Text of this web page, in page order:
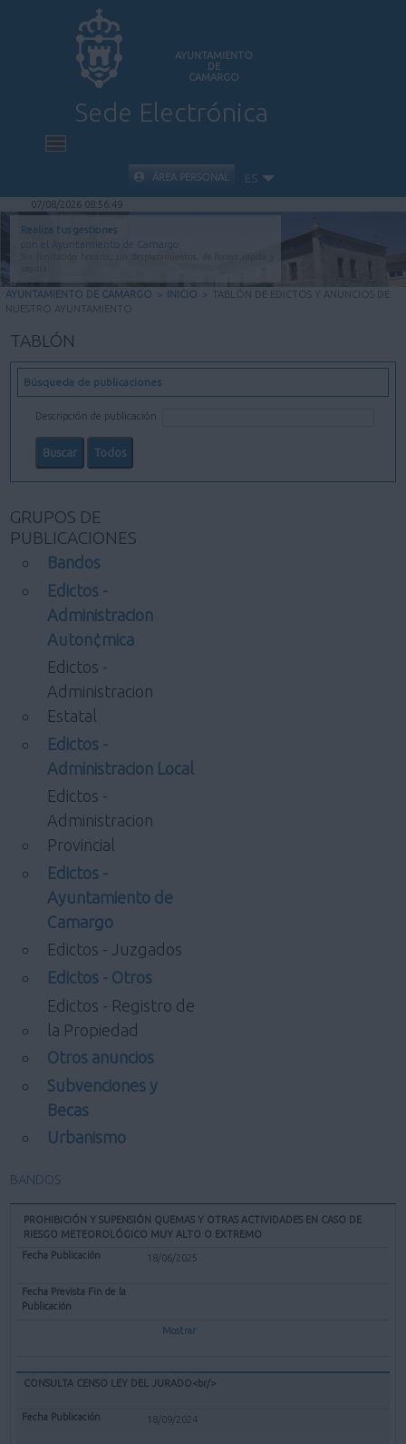
AYUNTAMIENTO
DE
CAMARGO
Sede Electrónica
INICIO
INFORMACIÓN PÚBLICA
CARPETA CIUDADANA
VALIDACIÓN DE DOCUMENTOS
AYUDA
ÁREA PERSONAL ES
07/08/2026 08:56:50
Realiza tus gestiones
con el Ayuntamiento de Camargo
AYUNTAMIENTO DE CAMARGO > INICIO > TABLÓN DE EDICTOS Y ANUNCIOS DE
NUESTRO AYUNTAMIENTO
TABLÓN
Búsqueda de publicaciones
Descripción de publicación
GRUPOS DE
PUBLICACIONES
Bandos
Edictos -
Administracion
Auton¢mica
Edictos -
Administracion
Estatal
Edictos -
Administracion Local
Edictos -
Administracion
Provincial
Edictos -
Ayuntamiento de
Camargo
Edictos - Juzgados
Edictos - Otros
Edictos - Registro de
la Propiedad
Otros anuncios
Subvenciones y
Becas
Urbanismo
BANDOS
PROHIBICIÓN Y SUPENSIÓN QUEMAS Y OTRAS ACTIVIDADES EN CASO DE
RIESGO METEOROLÓGICO MUY ALTO O EXTREMO
18/06/2025
Mostrar
CONSULTA CENSO LEY DEL JURADO<br/>
18/09/2024